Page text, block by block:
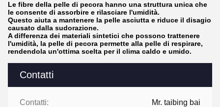
Contatti
Contatti: Mr. taibing bai
Le fibre della pelle di pecora hanno una struttura unica che
le consente di assorbire e rilasciare l'umidità.
Questo aiuta a mantenere la pelle asciutta e riduce il disagio
causato dalla sudorazione.
A differenza dei materiali sintetici che possono trattenere
l'umidità, la pelle di pecora permette alla pelle di respirare,
rendendola un'ottima scelta per il clima caldo e umido.